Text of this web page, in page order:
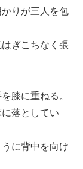
りが三人を包
ぎこちなく張
膝に重ねる。
落としてい
に背中を向け